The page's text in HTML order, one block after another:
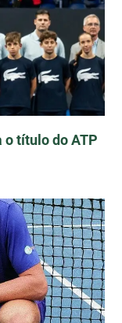
título do ATP